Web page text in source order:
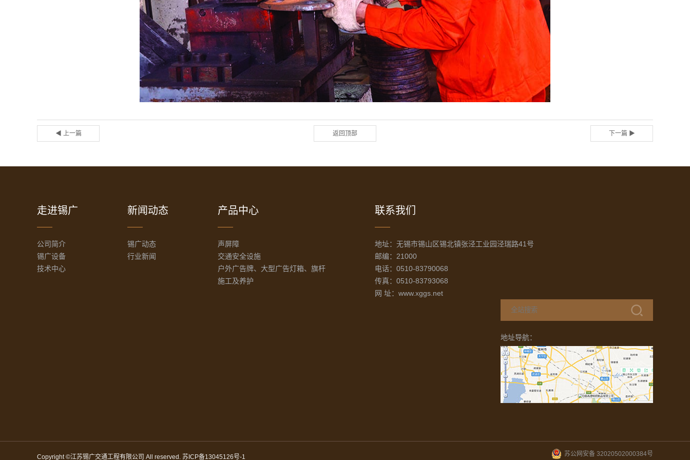
◀ 上一篇 返回顶部 下一篇 ▶
走进锡广
公司简介
锡广设备
技术中心
新闻动态
锡广动态
行业新闻
产品中心
声屏障
交通安全设施
户外广告牌、大型广告灯箱、旗杆
施工及养护
联系我们
地址：无锡市锡山区锡北镇张泾工业园泾瑞路41号
邮编：21000
电话：0510-83790068
传真：0510-83793068
网 址：www.xggs.net
地址导航：
Copyright ©江苏锡广交通工程有限公司 All reserved. 苏ICP备13045126号-1 苏公网安备 32020502000384号